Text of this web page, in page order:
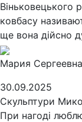
Віньковецького
ковбасу
ще вона дійсно
Мария Сергеевна
30.09.2025
Скульптури
При нагоді